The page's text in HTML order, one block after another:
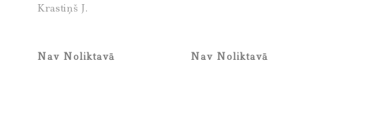
Krastiņš J.
Nav Noliktavā Nav Noliktavā